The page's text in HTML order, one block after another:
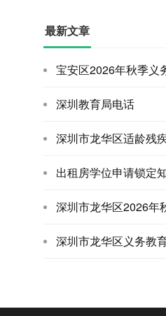
最新文章
宝安区2026年秋季义
深圳教育局电话
深圳市龙华区适龄残
出租房学位申请锁定
深圳市龙华区2026年
深圳市龙华区义务教